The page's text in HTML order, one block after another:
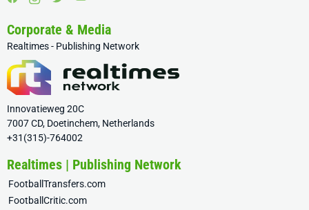
Corporate & Media
Realtimes - Publishing Network
Innovatieweg 20C
7007 CD, Doetinchem, Netherlands
+31(315)-764002
Realtimes | Publishing Network
FootballTransfers.com
FootballCritic.com